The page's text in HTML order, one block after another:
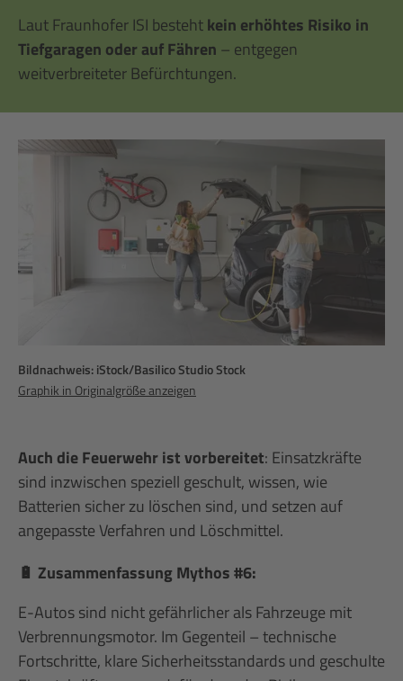
Laut Fraunhofer ISI bestehtkein erhöhtes Risiko in
Tiefgaragen oder auf Fähren – entgegen
weitverbreiteter Befürchtungen.
Bildnachweis: iStock/Basilico Studio Stock
Graphik in Originalgröße anzeigen
Auch die Feuerwehr ist vorbereitet: Einsatzkräfte
sind inzwischen speziell geschult, wissen, wie
Batterien sicher zu löschen sind, und setzen auf
angepasste Verfahren und Löschmittel.
🔋 Zusammenfassung Mythos #6:
E-Autos sind nicht gefährlicher als Fahrzeuge mit
Verbrennungsmotor. Im Gegenteil – technische
Fortschritte, klare Sicherheitsstandards und geschulte